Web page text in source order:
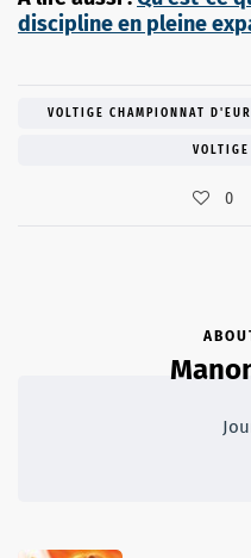
discipline en pleine
VOLTIGE CHAMPIONNAT
0